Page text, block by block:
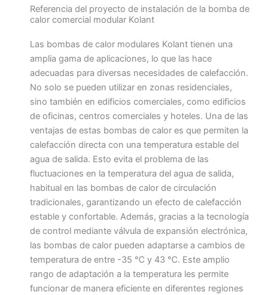
Referencia del proyecto de instalación de la bomba de
calor comercial modular Kolant
Las bombas de calor modulares Kolant tienen una
amplia gama de aplicaciones, lo que las hace
adecuadas para diversas necesidades de calefacción.
No solo se pueden utilizar en zonas residenciales,
sino también en edificios comerciales, como edificios
de oficinas, centros comerciales y hoteles. Una de las
ventajas de estas bombas de calor es que permiten la
calefacción directa con una temperatura estable del
agua de salida. Esto evita el problema de las
fluctuaciones en la temperatura del agua de salida,
habitual en las bombas de calor de circulación
tradicionales, garantizando un efecto de calefacción
estable y confortable. Además, gracias a la tecnología
de control mediante válvula de expansión electrónica,
las bombas de calor pueden adaptarse a cambios de
temperatura de entre -35 ℃ y 43 ℃. Este amplio
rango de adaptación a la temperatura les permite
funcionar de manera eficiente en diferentes regiones